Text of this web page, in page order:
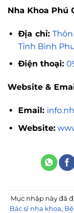
Nha Khoa Phú
Địa chỉ:
Tỉnh Bình
Điện thoại:
Website &
Email:
Website:
Mục nhập này đã
Bác sĩ nha khoa,